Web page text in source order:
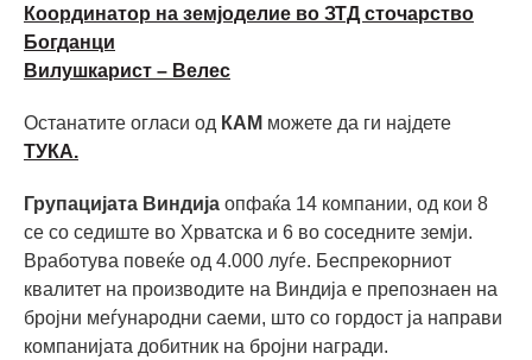
Координатор на земјоделие во ЗТД сточарство
Богданци
Вилушкарист – Велес
Останатите огласи од КАМ можете да ги најдете
ТУКА.
Групацијата Виндија опфаќа 14 компании, од кои 8
се со седиште во Хрватска и 6 во соседните земји.
Вработува повеќе од 4.000 луѓе. Беспрекорниот
квалитет на производите на Виндија е препознаен на
бројни меѓународни саеми, што со гордост ја направи
компанијата добитник на бројни награди.